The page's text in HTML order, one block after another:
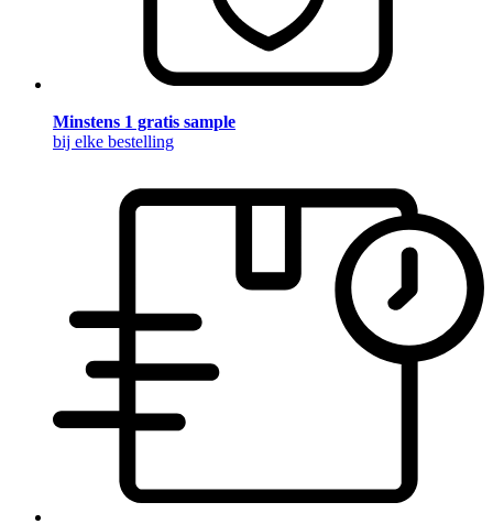
Minstens 1 gratis sample
bij elke bestelling